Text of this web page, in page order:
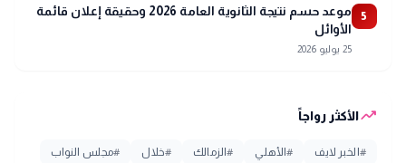
5
موعد حسم نتيجة الثانوية العامة 2026 وحقيقة إعلان قائمة
الأوائل
25 يوليو 2026
trending_upالأكثر رواجاً
#الخبر لايف #الأهلي #الزمالك #خلال #مجلس النواب